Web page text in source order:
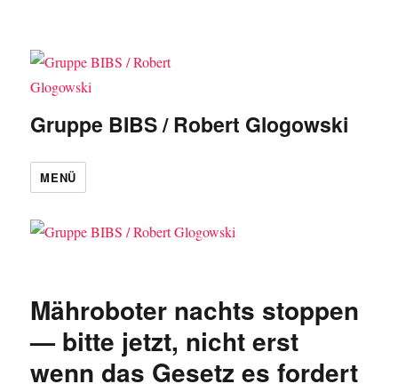
Gruppe BIBS / Robert Glogowski
MENÜ
Mähroboter nachts stoppen
— bitte jetzt, nicht erst
wenn das Gesetz es fordert